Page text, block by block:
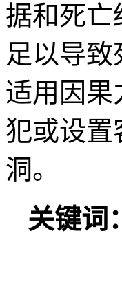
据和死亡
足以导
适用因果
犯或设置
洞。
关键词：